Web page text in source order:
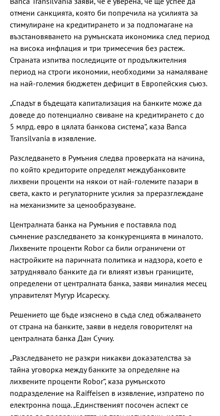
отмени санкцията, която би попречила на усилията за
стимулиране на кредитирането и за подпомагане на
възстановяването на румънската икономика след период
на висока инфлация и три тримесечия без растеж.
Страната изпитва последиците от продължителния
период на строги икономии, необходими за намаляване
на най-големия бюджетен дефицит в Европейския съюз.
„Спадът в бъдещата капитализация на банките може да
доведе до потенциално свиване на кредитирането с до
5 млрд. евро в цялата банкова система“, каза Banca
Transilvania в изявление.
Разследването в Румъния следва проверката на начина,
по който кредиторите определят междубанковите
лихвени проценти на някои от най-големите пазари в
света, както и регулаторните усилия за преразглеждане
на механизмите за ценообразуване.
Централната банка на Румъния е поставяла под
съмнение разследването за конкуренцията в миналото.
Лихвените проценти Robor са били ограничени от
настройките на паричната политика и надзора, което е
затруднявало банките да ги влияят извън границите,
определени от централната банка, заяви миналия месец
управителят Мугур Исареску.
Решението ще бъде изяснено в съда след обжалването
от страна на банките, заяви в неделя говорителят на
централната банка Дан Сучиу.
„Разследването не разкри никакви доказателства за
тайна уговорка между банките за определяне на
лихвените проценти Robor“, каза румънското
подразделение на Raiffeisen в изявление, изпратено по
електронна поща. „Единственият посочен аспект се